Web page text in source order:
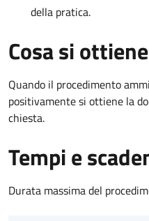
della pratica.
Cosa si ottiene
Quando il procedimento
positivamente si ottiene la
chiesta.
Tempi e
Durata massima del